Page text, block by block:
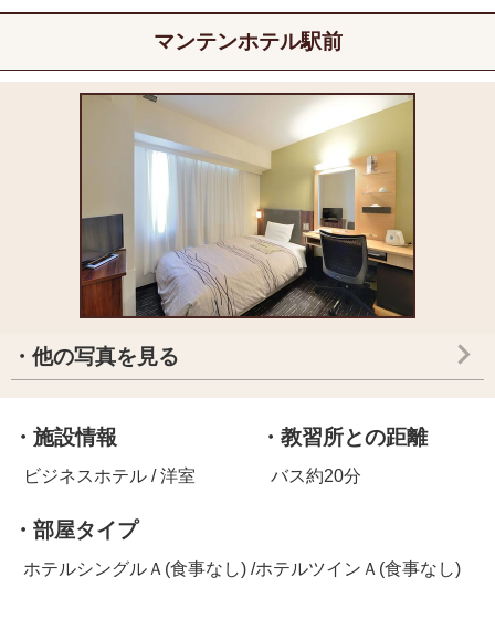
マンテンホテル駅前
・他の写真を見る
・施設情報
ビジネスホテル / 洋室
・教習所との距離
バス約20分
・部屋タイプ
ホテルシングルＡ(食事なし) /ホテルツインＡ(食事なし)